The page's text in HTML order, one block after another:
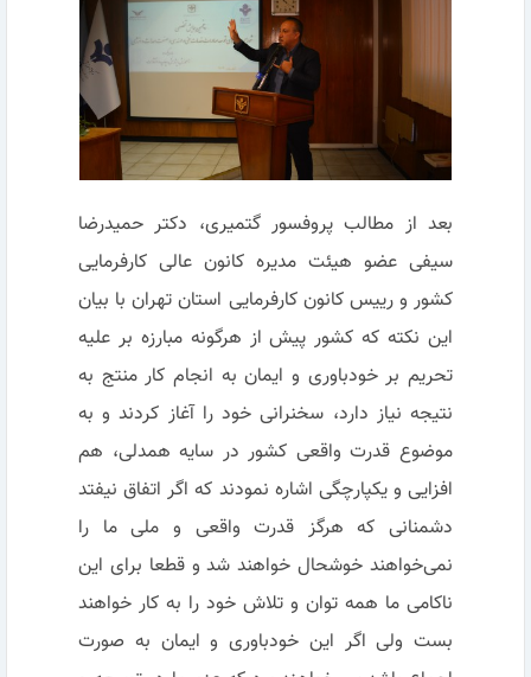
بعد از مطالب پروفسور گتمیری، دکتر حمیدرضا
سیفی عضو هیئت مدیره کانون عالی کارفرمایی
کشور و رییس کانون کارفرمایی استان تهران با بیان
این نکته که کشور پیش از هرگونه مبارزه بر علیه
تحریم بر خودباوری و ایمان به انجام کار منتج به
نتیجه نیاز دارد، سخنرانی خود را آغاز کردند و به
موضوع قدرت واقعی کشور در سایه همدلی، هم
افزایی و یکپارچگی اشاره نمودند که اگر اتفاق نیفتد
دشمنانی که هرگز قدرت واقعی و ملی ما را
نمی‌خواهند خوشحال خواهند شد و قطعا برای این
ناکامی ما همه توان و تلاش خود را به کار خواهند
بست ولی اگر این خودباوری و ایمان به صورت